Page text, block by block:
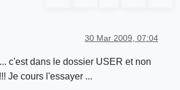
30 Mar 2009, 07:04
c'est dans le dossier USER et non
Je cours l'essayer ...